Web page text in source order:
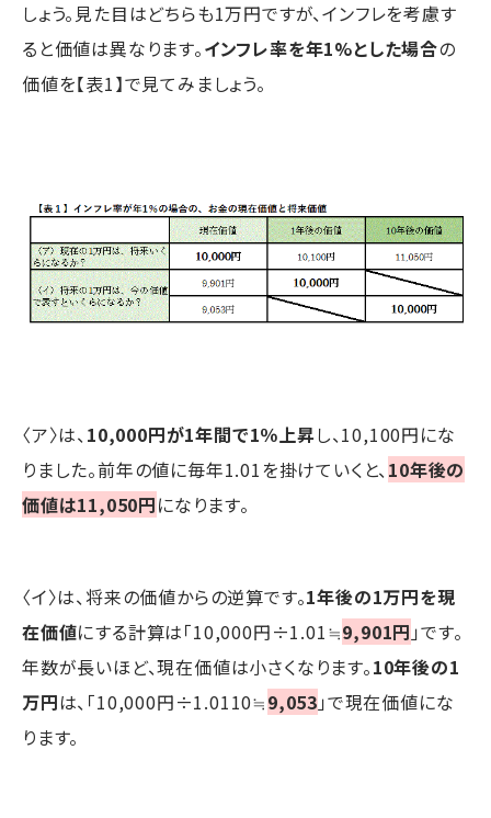
しょう。見た目はどちらも1万円ですが、インフレを考慮す
ると価値は異なります。インフレ率を年1%とした場合の
価値を【表1】で見てみましょう。
〈ア〉は、10,000円が1年間で1％上昇し、10,100円にな
りました。前年の値に毎年1.01を掛けていくと、10年後の
価値は11,050円になります。
〈イ〉は、将来の価値からの逆算です。1年後の1万円を現
在価値にする計算は「10,000円÷1.01≒9,901円 」です。
年数が長いほど、現在価値は小さくなります。10年後の1
万円は、「10,000円÷1.0110≒9,053 」で現在価値にな
ります。